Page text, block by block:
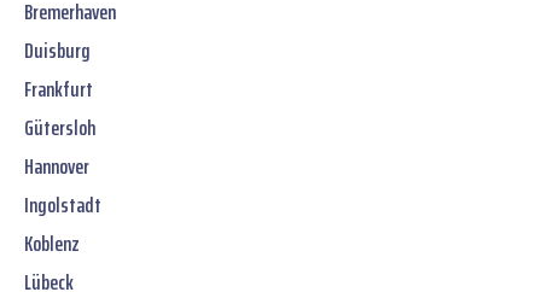
Bremerhaven
Duisburg
Frankfurt
Gütersloh
Hannover
Ingolstadt
Koblenz
Lübeck